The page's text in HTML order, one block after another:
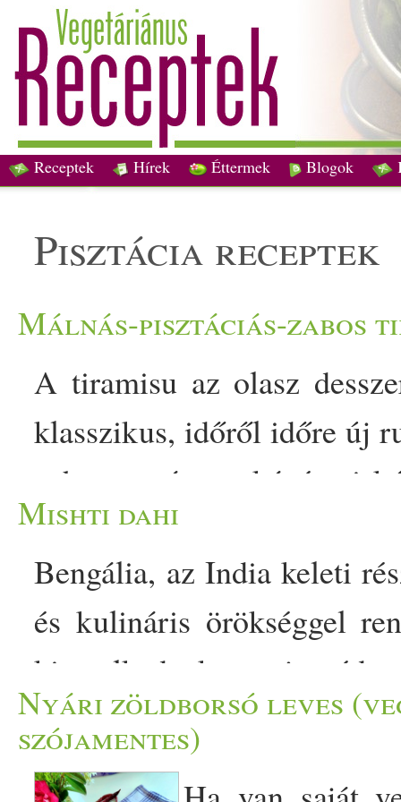
Receptek Hírek Éttermek Blogok
pisztácia receptek
Málnás-pisztáciás-zabos
A tiramisu az olasz
klasszikus, időről időre új
a hagyományos kávés-
krémes, réteges
zabkekszes alap
kombináció pedig friss,
Tökéletes egy hétvégi
helyét ünnepi
tennél az asztalra.
Mishti dahi
Bengália, az India keleti
és kulináris örökséggel
kiemelkednek a tejes
táján kedvelnek. Ezek
krémesek és édesek.
Nyári zöldborsó leves
szójamentes)